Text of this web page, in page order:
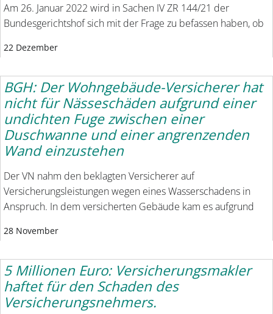
Am 26. Januar 2022 wird in Sachen IV ZR 144/21 der
Bundesgerichtshof sich mit der Frage zu befassen haben, ob
22 Dezember
BGH: Der Wohngebäude-Versicherer hat
nicht für Nässeschäden aufgrund einer
undichten Fuge zwischen einer
Duschwanne und einer angrenzenden
Wand einzustehen
Der VN nahm den beklagten Versicherer auf
Versicherungsleistungen wegen eines Wasserschadens in
Anspruch. In dem versicherten Gebäude kam es aufgrund
28 November
5 Millionen Euro: Versicherungsmakler
haftet für den Schaden des
Versicherungsnehmers.